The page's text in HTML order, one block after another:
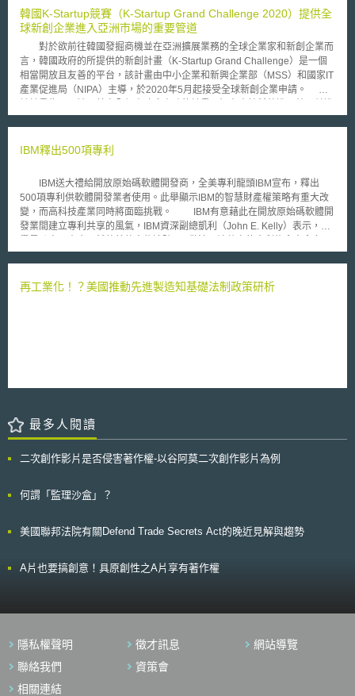
長，其價格也正逐年下降，未來家家戶戶擁有3D列印機器可能就如同擁有
洗衣機般平凡，帶出新的商機。該技術在珠寶、鞋類、工業設計、建築、工
統、土木工程、槍枝以及其他領域都有所應用。 然而3D列印機器的普
及只要透過網路平台下載相同的數據檔案，就能夠不花費一毛錢即可得到相
同的內容，因此引發了智慧財產權的爭論。 3D列印所涉及的法律議題
相當廣泛，有：著作權、專利權、商標權。再者，而在工商業等公司法領
遞送和服務提供過程中，在法律保護上，則重大意義。 又，在工業4.0
分仍應該遵守屬地原則，以在該國有法律規定者為限。 在歐洲法律的
層級，歐陸未來歐盟專利（EU-Patent）或稱歐洲專利一體化效果
（Europäisches Patent mit einheitlicher Wirkung, EPeW） 將得到簡化，
將具備共通的專利保護法律框架。
韓國K-Startup競賽（K-Startup Grand Challenge 2020）提供全
球新創企業進入亞洲市場的重要管道
對於欲前往韓國發掘商機並在亞洲擴展業務的全球企業家和新創企業而
言，韓國政府的所提供的新創計畫（K-Startup Grand Challenge）是一個
相當開放且友善的平台，該計畫由中小企業和新興企業部（MSS）和國家IT
產業促進局（NIPA）主導，於2020年5月起接受全球新創企業申請。
一步開拓國際市場的外國新創企業，其申請基本條件如下： 7年內成立的全
雛形的產品或服務，且處於初始階段的新創公司。 通過申請的企業將
透過交流學習可促進新創企業，有機會與韓國大型企業集團接觸，獲取與該
大型企業合作的可能。 韓國為使其成為亞洲新創產業中心，積極資
助、指導許多的新創企業，且陸續成立相關競賽與計畫，提供新創公司發展
的平台，例如，國土交通省舉辦”智能挑戰賽”，鼓勵企業採用創新技術解決
IBM釋出500項專利
IBM送大禮給開放原始碼軟體開發商，全美專利龍頭IBM宣布，釋出
500項專利供軟體開發業者使用。此舉顯示IBM的智慧財產權策略有重大改
變，而高科技產業同時將面臨挑戰。 IBM有意藉此在開放原始碼軟體開
發業間建立專利共享的風氣，IBM資深副總凱利（John E. Kelly）表示，此
另一位副總史托凌（Jim Stallings）指出，此舉是美國史上截至目前最大宗
國專利商標局公布了去年度專利核發紀錄，IBM以獲得3248項專利勇冠全
不再像促成個人電腦革新和網路革命的時空背景那般自由。IBM表示，該公
司仍是專利的所有人，依舊保留運用專利對抗商用軟體製造商的權利。
再工業化！？美國推動先進製造知基礎法制政策研析
最多人閱讀
二次創作影片是否侵害著作權-以谷阿莫二次創作影片為例
何謂「監理沙盒」？
美國聯邦法院有關Defend Trade Secrets Act的晚近見解與趨勢
A片也要搞創意！具原創性之A片享有著作權
隱私權聲明 徵才訊息
網站導覽
聯絡我們
資策會
相關連結